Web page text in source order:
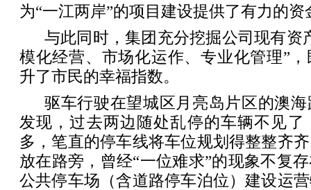
为“一江两岸”的项目建设提供了有力的资
与此同时，集团充分挖掘公司现有资
模化经营、市场化运作、专业化管理”
升了市民的幸福指数。
驱车行驶在望城区月亮岛片区的澳
发现，过去两边随处乱停的车辆不见了
多，笔直的停车线将车位规划得整整齐
放在路旁，曾经“一位难求”的现象不复
公共停车场（含道路停车泊位）建设运